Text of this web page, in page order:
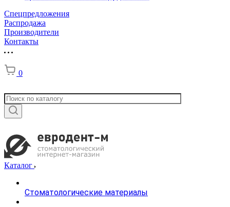
Спецпредложения
Распродажа
Производители
Контакты
0
Каталог
Стоматологические материалы